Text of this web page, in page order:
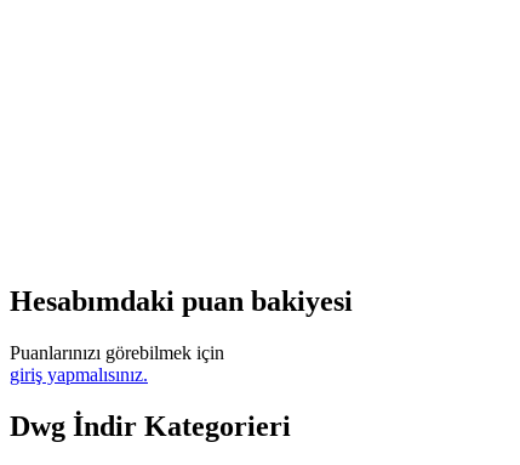
Hesabımdaki puan bakiyesi
Puanlarınızı görebilmek için
giriş yapmalısınız.
Dwg İndir Kategorieri